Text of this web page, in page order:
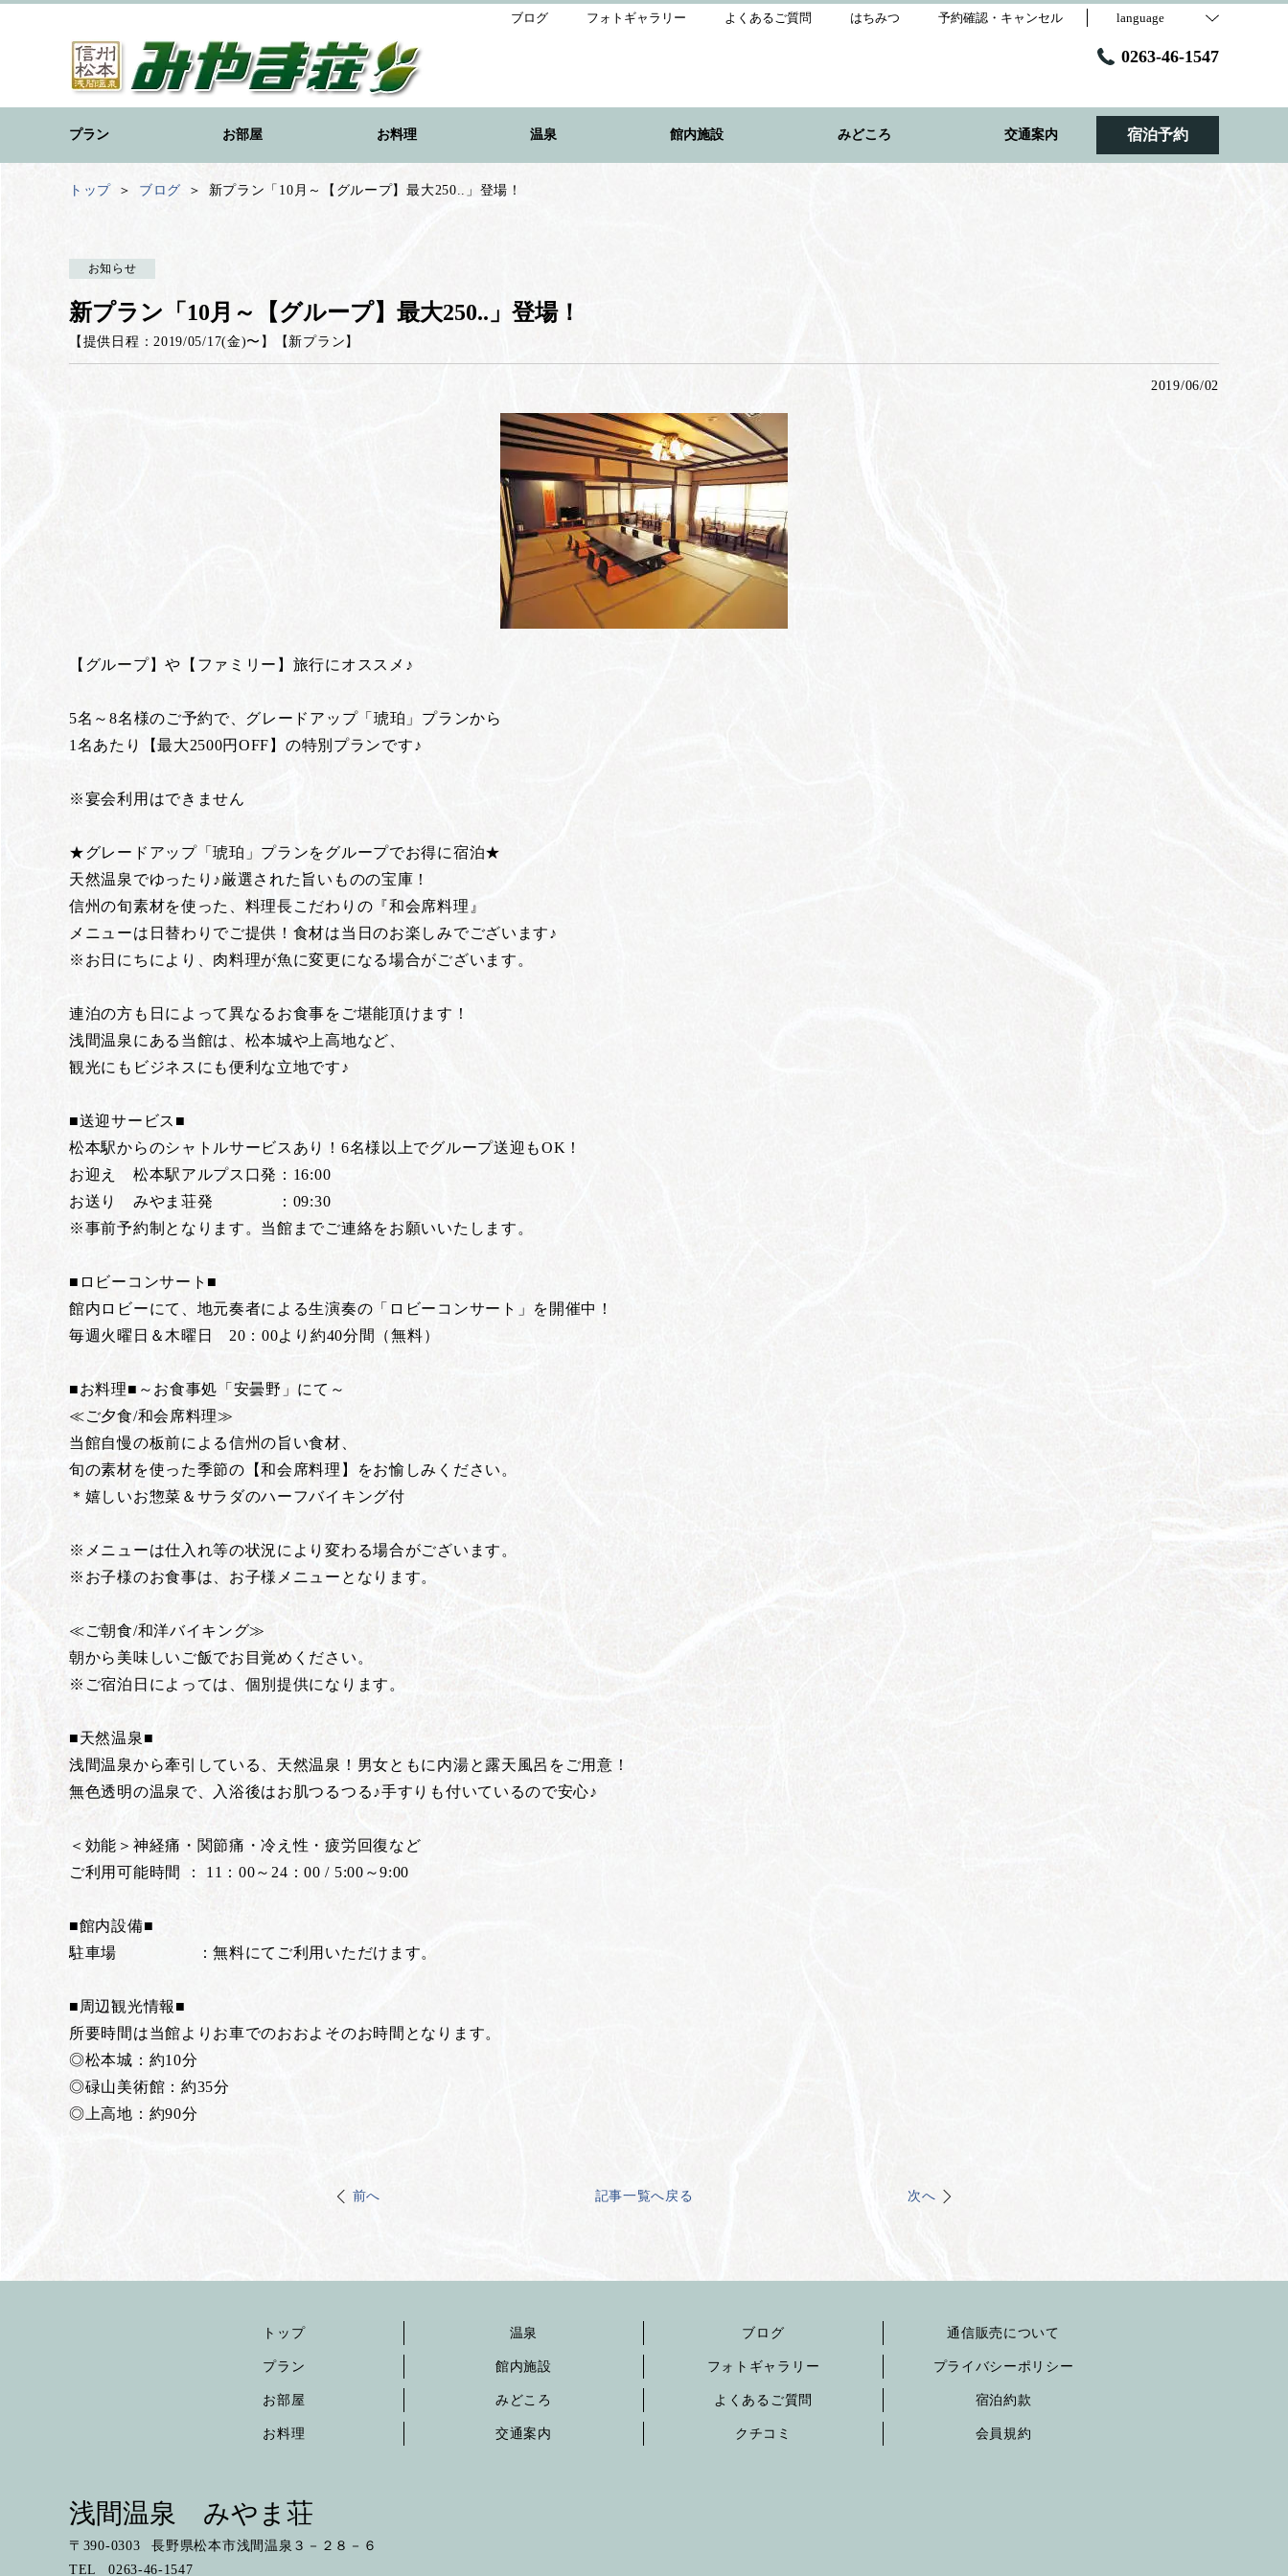
ブログ フォトギャラリー よくあるご質問 はちみつ 予約確認・キャンセル language
0263-46-1547
プラン お部屋 お料理 温泉 館内施設 みどころ 交通案内 宿泊予約
トップ ブログ 新プラン「10月～【グループ】最大250..」登場！
お知らせ
新プラン「10月～【グループ】最大250..」登場！
【提供日程：2019/05/17(金)〜】 【 新プラン 】
2019/06/02
【グループ】や【ファミリー】旅行にオススメ♪
5名～8名様のご予約で、グレードアップ「琥珀」プランから
1名あたり【最大2500円OFF】の特別プランです♪
※宴会利用はできません
★グレードアップ「琥珀」プランをグループでお得に宿泊★
天然温泉でゆったり♪厳選された旨いものの宝庫！
信州の旬素材を使った、料理長こだわりの『和会席料理』
メニューは日替わりでご提供！食材は当日のお楽しみでございます♪
※お日にちにより、肉料理が魚に変更になる場合がございます。
連泊の方も日によって異なるお食事をご堪能頂けます！
浅間温泉にある当館は、松本城や上高地など、
観光にもビジネスにも便利な立地です♪
■送迎サービス■
松本駅からのシャトルサービスあり！6名様以上でグループ送迎もOK！
お迎え 松本駅アルプス口発：16:00
お送り みやま荘発 ：09:30
※事前予約制となります。当館までご連絡をお願いいたします。
■ロビーコンサート■
館内ロビーにて、地元奏者による生演奏の「ロビーコンサート」を開催中！
毎週火曜日＆木曜日 20：00より約40分間（無料）
■お料理■～お食事処「安曇野」にて～
≪ご夕食/和会席料理≫
当館自慢の板前による信州の旨い食材、
旬の素材を使った季節の【和会席料理】をお愉しみください。
＊嬉しいお惣菜＆サラダのハーフバイキング付
※メニューは仕入れ等の状況により変わる場合がございます。
※お子様のお食事は、お子様メニューとなります。
≪ご朝食/和洋バイキング≫
朝から美味しいご飯でお目覚めください。
※ご宿泊日によっては、個別提供になります。
■天然温泉■
浅間温泉から牽引している、天然温泉！男女ともに内湯と露天風呂をご用意！
無色透明の温泉で、入浴後はお肌つるつる♪手すりも付いているので安心♪
＜効能＞神経痛・関節痛・冷え性・疲労回復など
ご利用可能時間 ： 11：00～24：00 / 5:00～9:00
■館内設備■
駐車場 ：無料にてご利用いただけます。
■周辺観光情報■
所要時間は当館よりお車でのおおよそのお時間となります。
◎松本城：約10分
◎碌山美術館：約35分
◎上高地：約90分
前へ 記事一覧へ戻る 次へ
トップ
プラン
お部屋
お料理
温泉
館内施設
みどころ
交通案内
ブログ
フォトギャラリー
よくあるご質問
クチコミ
通信販売について
プライバシーポリシー
宿泊約款
会員規約
浅間温泉 みやま荘
〒 390-0303
長野県松本市浅間温泉３－２８－６
TEL
0263-46-1547